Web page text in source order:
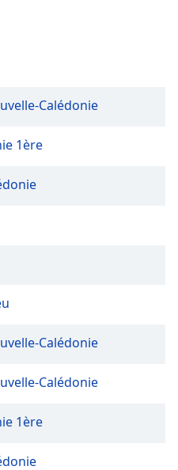
Calédonie
1ère
Calédonie
Calédonie
1ère